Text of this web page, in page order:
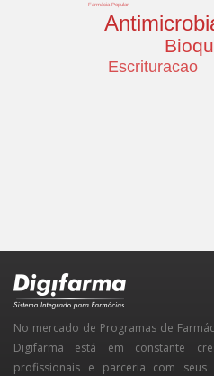
Escrituracao
Farmácia Popular
No mercado de Programas de
Digifarma está em constante
profissionais e parceria com seus